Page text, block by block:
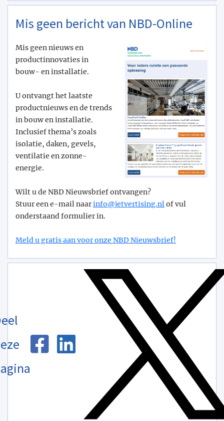
Mis geen bericht van NBD-Online
Mis geen nieuws en
productinnovaties in
bouw- en installatie.
U ontvangt het laatste
productnieuws en de trends
in bouw en installatie.
Inclusief thema’s zoals
isolatie, daken, gevels,
ventilatie en zonne-
energie.
Wilt u de NBD Nieuwsbrief ontvangen?
Stuur een e-mail naarinfo@­jetvertising.nlof vul
onderstaand formulier in.
Meld u gratis aan voor onze NBD Nieuwsbrief!